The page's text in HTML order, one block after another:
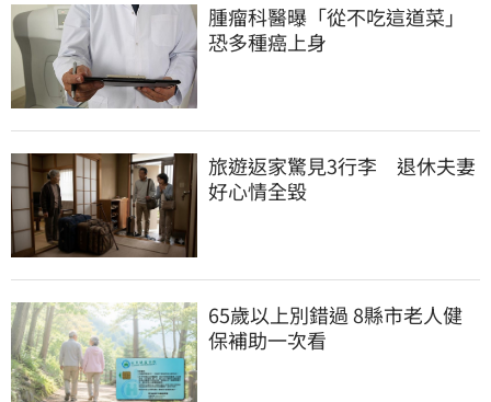
腫瘤科醫曝「從不吃這道菜」
恐多種癌上身
旅遊返家驚見3行李　退休夫妻
好心情全毀
65歲以上別錯過 8縣市老人健
保補助一次看